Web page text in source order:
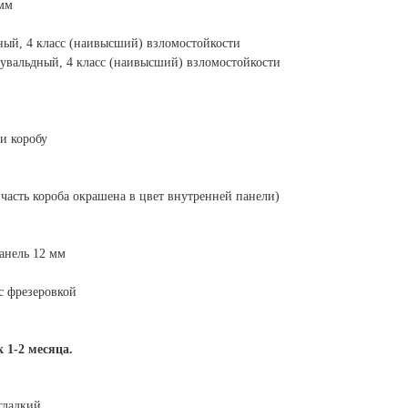
4 класс (наивысший) взломостойкости
4 класс (наивысший) взломостойкости
коробу
короба окрашена в цвет внутренней панели)
12 мм
1-2 месяца.